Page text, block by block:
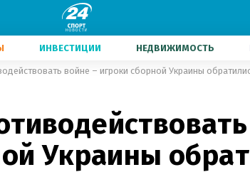
ИНВЕСТИЦИИ НЕДВИЖИМОСТЬ
Украины